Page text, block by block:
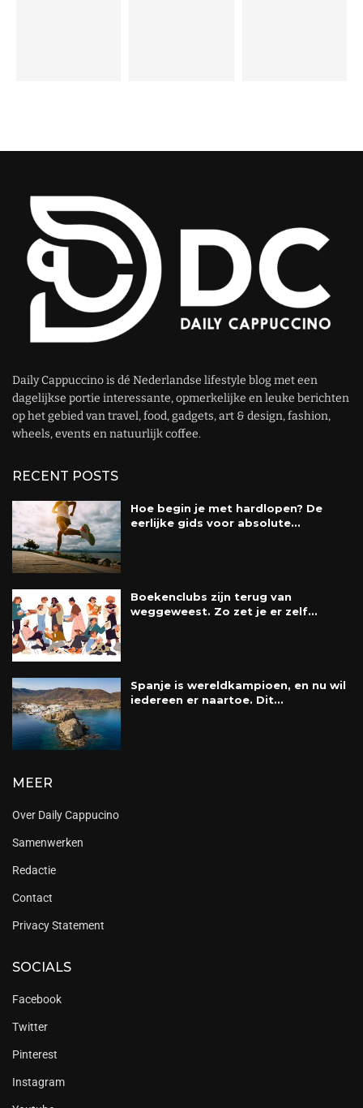
Daily Cappuccino is dé Nederlandse lifestyle blog met een
dagelijkse portie interessante, opmerkelijke en leuke berichten
op het gebied van travel, food, gadgets, art & design, fashion,
wheels, events en natuurlijk coffee.
RECENT POSTS
Hoe begin je met hardlopen? De
eerlijke gids voor absolute...
Boekenclubs zijn terug van
weggeweest. Zo zet je er zelf...
Spanje is wereldkampioen, en nu wil
iedereen er naartoe. Dit...
MEER
Over Daily Cappucino
Samenwerken
Redactie
Contact
Privacy Statement
SOCIALS
Facebook
Twitter
Pinterest
Instagram